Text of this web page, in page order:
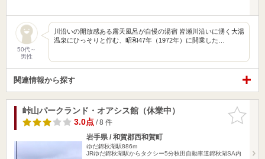
50代～
男性
川沿いの開放感ある露天風呂が自慢の湯宿 皆瀬川沿いに湧く大湯
温泉にひっそりと佇む、昭和47年（1972年）に開業した…
関連情報から探す
お気に入
りに追加
峠山パークランド・オアシス館（休業中）
3.0点/ 8 件
岩手県 / 和賀郡西和賀町
ゆだ錦秋湖駅886m
JRゆだ錦秋湖駅からタクシー5分秋田自動車道錦秋湖SA内